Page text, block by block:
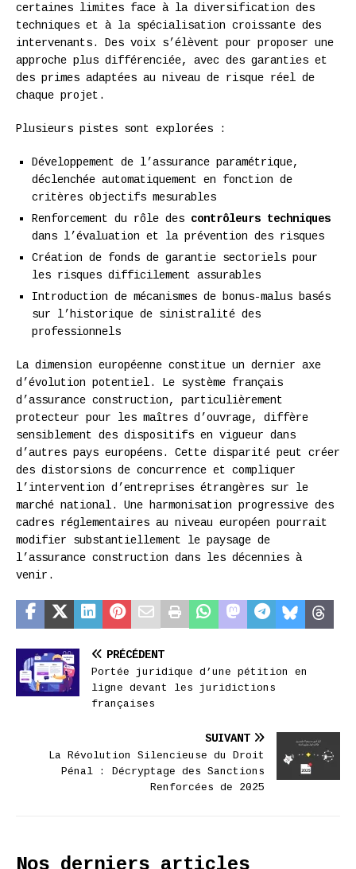
certaines limites face à la diversification des
techniques et à la spécialisation croissante des
intervenants. Des voix s’élèvent pour proposer une
approche plus différenciée, avec des garanties et
des primes adaptées au niveau de risque réel de
chaque projet.
Plusieurs pistes sont explorées :
Développement de l’assurance paramétrique,
déclenchée automatiquement en fonction de
critères objectifs mesurables
Renforcement du rôle des contrôleurs techniques
dans l’évaluation et la prévention des risques
Création de fonds de garantie sectoriels pour
les risques difficilement assurables
Introduction de mécanismes de bonus-malus basés
sur l’historique de sinistralité des
professionnels
La dimension européenne constitue un dernier axe
d’évolution potentiel. Le système français
d’assurance construction, particulièrement
protecteur pour les maîtres d’ouvrage, diffère
sensiblement des dispositifs en vigueur dans
d’autres pays européens. Cette disparité peut créer
des distorsions de concurrence et compliquer
l’intervention d’entreprises étrangères sur le
marché national. Une harmonisation progressive des
cadres réglementaires au niveau européen pourrait
modifier substantiellement le paysage de
l’assurance construction dans les décennies à
venir.
PRÉCÉDENT
Portée juridique d’une pétition en
ligne devant les juridictions
françaises
SUIVANT
La Révolution Silencieuse du Droit
Pénal : Décryptage des Sanctions
Renforcées de 2025
Nos derniers articles